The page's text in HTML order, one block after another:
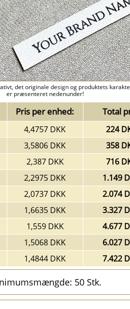
det originale design og produktets
er præsenteret nedenunder!
Pris per enhed: Total
4,4757 DKK
224
3,5806 DKK
358
2,387 DKK
716
2,2975 DKK
1.149
2,0737 DKK
2.074
1,6635 DKK
3.327
1,559 DKK
4.677
1,5068 DKK
6.027
1,4844 DKK 7.422
50 Stk.